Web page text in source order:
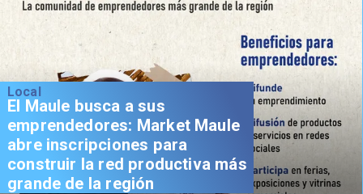
Local
El Maule busca a sus
emprendedores: Market Maule
abre inscripciones para
construir la red productiva más
grande de la región